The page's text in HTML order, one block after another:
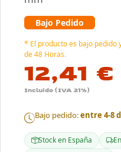
Bajo Pedido
* El producto es bajo pedido
de 48 Horas.
12,41 €
Incluido (IVA 21%)
Bajo pedido:entre 4-8
Stock en España